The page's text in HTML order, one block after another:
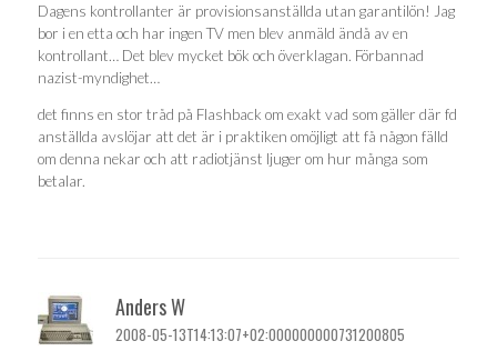
Dagens kontrollanter är provisionsanställda utan garantilön! Jag
bor i en etta och har ingen TV men blev anmäld ändå av en
kontrollant… Det blev mycket bök och överklagan. Förbannad
nazist-myndighet…
det finns en stor tråd på Flashback om exakt vad som gäller där fd
anställda avslöjar att det är i praktiken omöjligt att få någon fälld
om denna nekar och att radiotjänst ljuger om hur många som
betalar.
Anders W
2008-05-13T14:13:07+02:000000000731200805